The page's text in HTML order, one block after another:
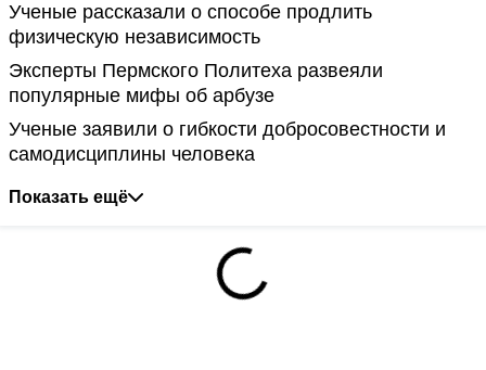
Ученые рассказали о способе продлить
физическую независимость
Эксперты Пермского Политеха развеяли
популярные мифы об арбузе
Ученые заявили о гибкости добросовестности и
самодисциплины человека
Показать ещё